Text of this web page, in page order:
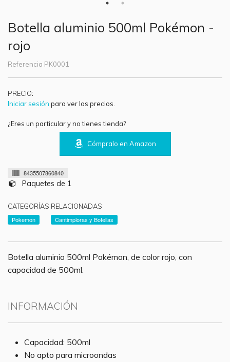
Botella aluminio 500ml Pokémon -
rojo
Referencia PK0001
PRECIO:
Iniciar sesión para ver los precios.
¿Eres un particular y no tienes tienda?
Cómpralo en Amazon
8435507860840
Paquetes de 1
CATEGORÍAS RELACIONADAS
Pokemon
Cantimploras y Botellas
Botella aluminio 500ml Pokémon, de color rojo, con
capacidad de 500ml.
INFORMACIÓN
Capacidad: 500ml
No apto para microondas